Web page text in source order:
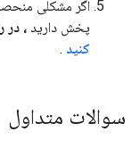
پخش دارید ،
کنید .
سوالات متداول